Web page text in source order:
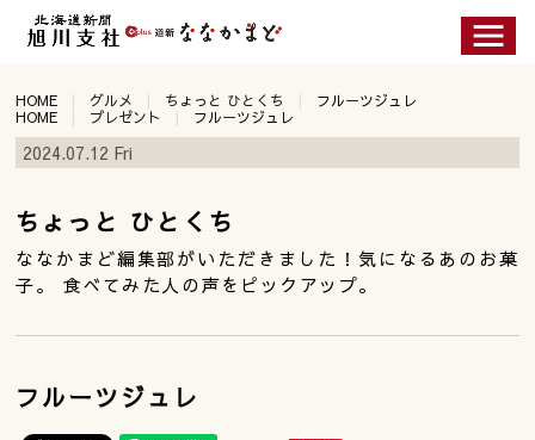
HOME グルメ ちょっと ひとくち
フルーツジュレ
HOME
プレゼント フルーツジュレ
2024.07.12 Fri
ちょっと ひとくち
ななかまど編集部がいただきました！気になるあのお菓
子。 食べてみた人の声をピックアップ。
フルーツジュレ